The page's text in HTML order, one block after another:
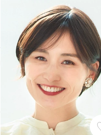
ョ
ン